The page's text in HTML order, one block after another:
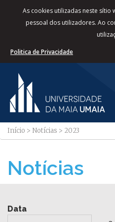
As cookies utilizadas neste
pessoal dos utilizadores. Ao
Politica de Privacidade
Início > Notícias > 2023
Notícias
Data